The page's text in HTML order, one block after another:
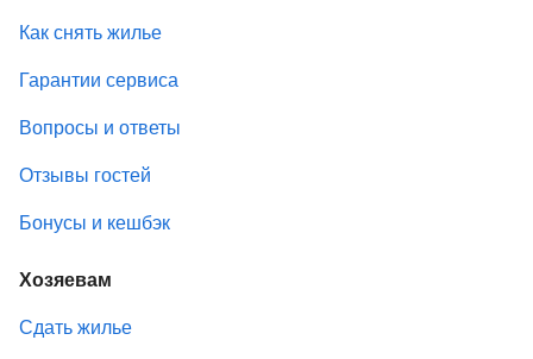
Как снять жилье
Гарантии сервиса
Вопросы и ответы
Отзывы гостей
Бонусы и кешбэк
Хозяевам
Сдать жилье